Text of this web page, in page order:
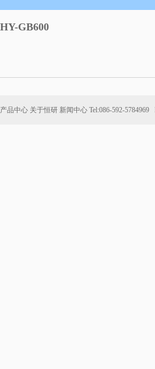
HY-GB600
产品中心 关于恒研 新闻中心 Tel:086-592-5784969